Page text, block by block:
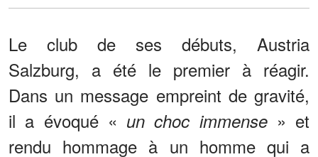
Le club de ses débuts, Austria
Salzburg, a été le premier à réagir.
Dans un message empreint de gravité,
il a évoqué « un choc immense» et
rendu hommage à un homme qui a